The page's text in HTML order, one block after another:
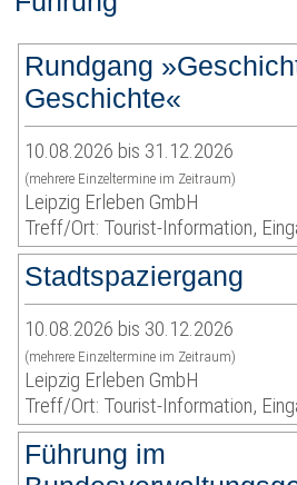
Rundgang
Geschichte«
10.08.2026 bis 31.12.2026
(mehrere Einzeltermine im Zeitraum)
Leipzig Erleben GmbH
Treff/Ort: Tourist-Information,
Stadtspaziergang
10.08.2026 bis 30.12.2026
(mehrere Einzeltermine im Zeitraum)
Leipzig Erleben GmbH
Treff/Ort: Tourist-Information,
Führung im